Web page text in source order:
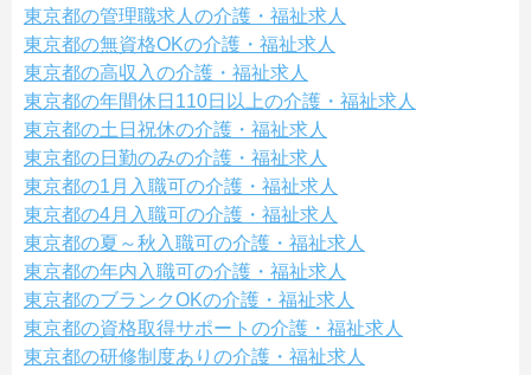
東京都の管理職求人の介護・福祉求人
東京都の無資格OKの介護・福祉求人
東京都の高収入の介護・福祉求人
東京都の年間休日110日以上の介護・福祉求人
東京都の土日祝休の介護・福祉求人
東京都の日勤のみの介護・福祉求人
東京都の1月入職可の介護・福祉求人
東京都の4月入職可の介護・福祉求人
東京都の夏～秋入職可の介護・福祉求人
東京都の年内入職可の介護・福祉求人
東京都のブランクOKの介護・福祉求人
東京都の資格取得サポートの介護・福祉求人
東京都の研修制度ありの介護・福祉求人